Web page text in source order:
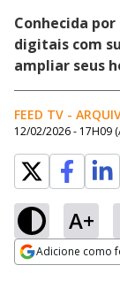
Conhecida
digitais com
ampliar seus
FEED TV -
12/02/2026 - 17H09
A+
Adicione como